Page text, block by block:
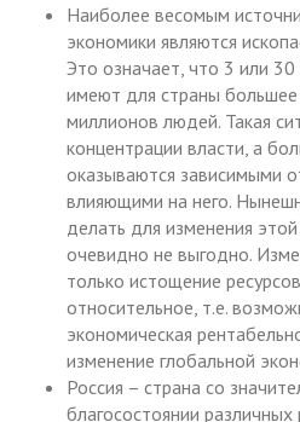
Наиболее весомым
экономики являются
Это означает, что 3 или
имеют для страны большее
миллионов людей. Такая
концентрации власти, а
оказываются зависимыми
влияющими на него.
делать для изменения
очевидно не выгодно.
только истощение
относительное, т.е.
экономическая
изменение глобальной
Россия – страна со
благосостоянии